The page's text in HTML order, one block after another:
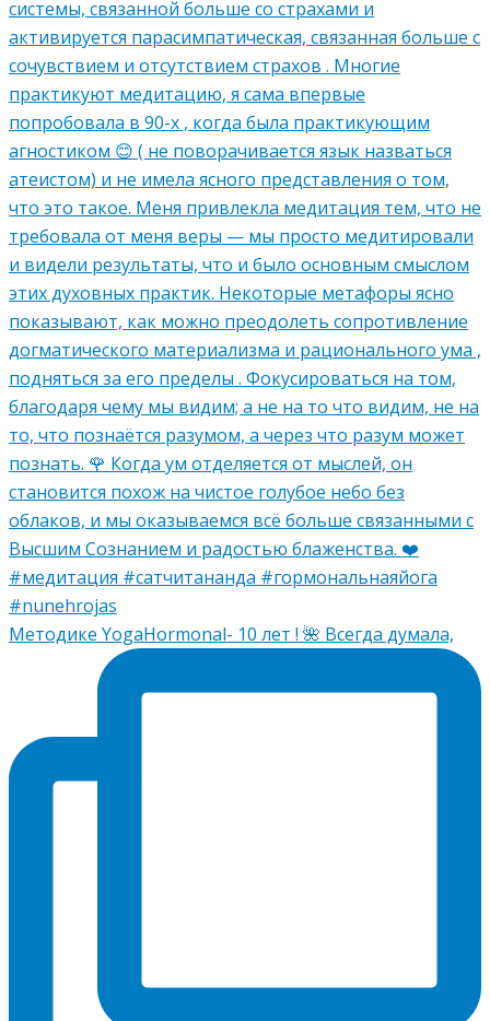
Методике YogaHormonal- 10 лет ! 🌺 Всегда думала,